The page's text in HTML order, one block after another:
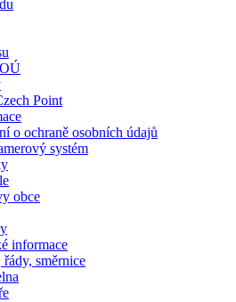
Point
o ochraně osobních údajů
systém
obce
informace
směrnice